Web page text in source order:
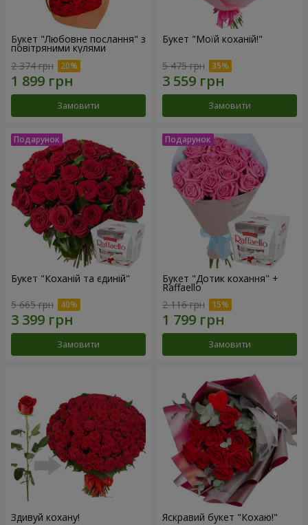
Букет "Любовне послання" з
повітряними кулями
2 374 грн
Замовити
Букет "Моїй коханій!"
5 475 грн
Замовити
Букет "Коханій та єдиній"
5 665 грн
Замовити
Букет "Дотик кохання" +
Raffaello
2 116 грн
Замовити
Здивуй кохану! Яскравий букет "Кохаю!"